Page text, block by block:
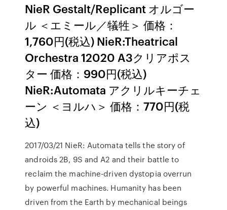
NieR Gestalt/Replicant オルゴー
ル ＜エミール／犠牲＞ 価格：
1,760円(税込) NieR:Theatrical
Orchestra 12020 A3クリアポス
ター 価格：990円(税込)
NieR:Automata アクリルキーチェ
ーン ＜ヨルハ＞ 価格：770円(税
込)
2017/03/21 NieR: Automata tells the story of
androids 2B, 9S and A2 and their battle to
reclaim the machine-driven dystopia overrun
by powerful machines. Humanity has been
driven from the Earth by mechanical beings